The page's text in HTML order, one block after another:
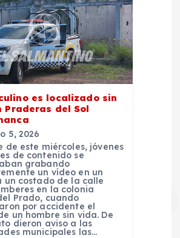
es localizado sin
Praderas del Sol
5, 2026
de este miércoles, jóvenes
de contenido se
grabando
un vídeo en un
un costado de la calle
en la colonia
Prado, cuando
por accidente el
un hombre sin vida. De
dieron aviso a las
municipales las…